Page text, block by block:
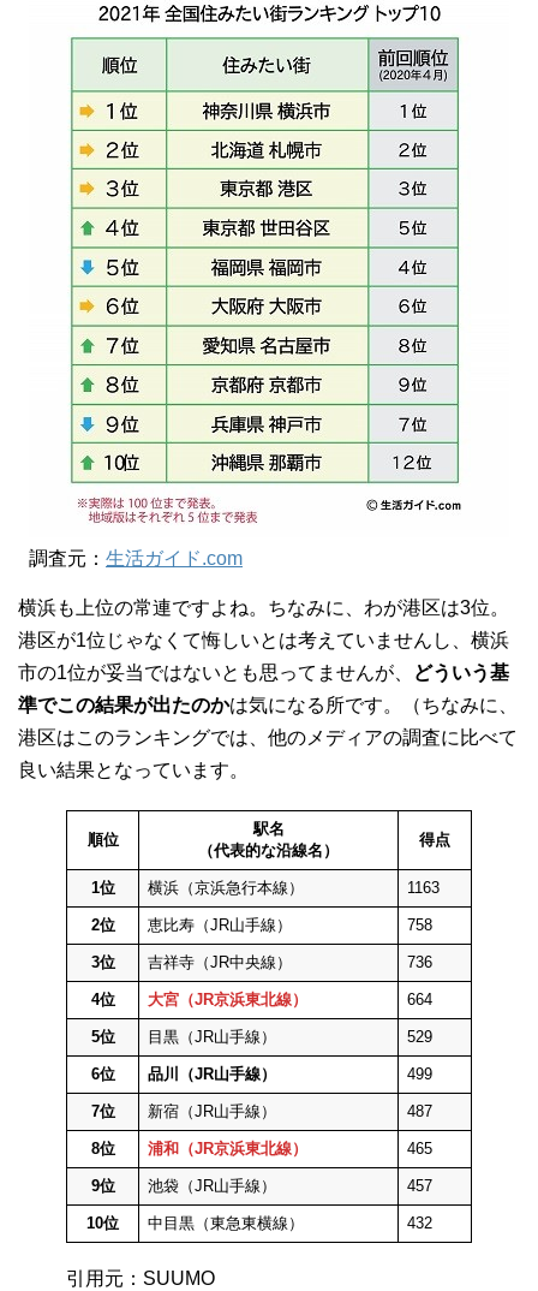
調査元： 生活ガイド.com
横浜も上位の常連ですよね。ちなみに、わが港区は3位。
港区が1位じゃなくて悔しいとは考えていませんし、横浜
市の1位が妥当ではないとも思ってませんが、
どういう基
準でこの結果が出たのかは気になる所です。（ちなみに、
港区はこのランキングでは、他のメディアの調査に比べて
良い結果となっています。
順位
駅名
（代表的な沿線名）
得点
1位 横浜（京浜急行本線） 1163
2位 恵比寿（JR山手線） 758
3位 吉祥寺（JR中央線） 736
4位 大宮（JR京浜東北線） 664
5位 目黒（JR山手線） 529
6位 品川（JR山手線） 499
7位 新宿（JR山手線） 487
8位 浦和（JR京浜東北線） 465
9位 池袋（JR山手線） 457
10位 中目黒（東急東横線） 432
引用元：SUUMO